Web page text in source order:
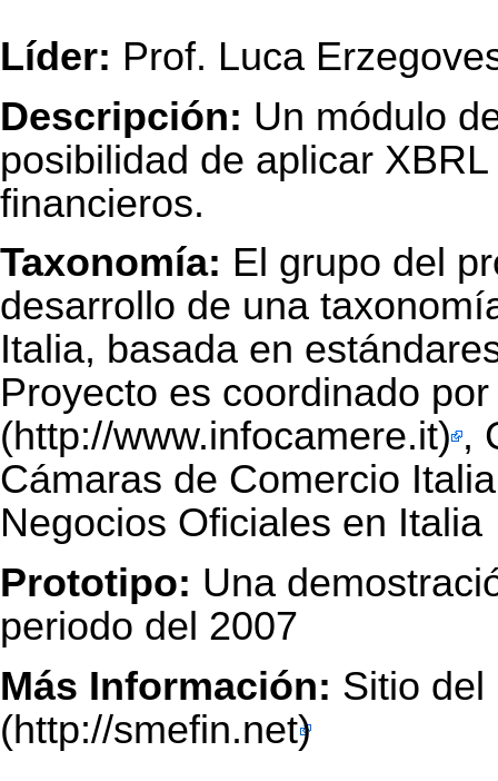
Líder: Prof. Luca
Descripción: Un módulo
posibilidad de aplicar
financieros.
Taxonomía: El grupo del
desarrollo de una
Italia, basada en
Proyecto es coordinado
,
Cámaras de Comercio
Negocios Oficiales en Italia
Prototipo: Una
periodo del 2007
Más Información: Sitio del